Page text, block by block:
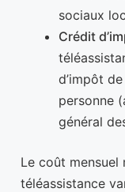
sociaux
Crédit
d’impôt
personne
général
Le coût mensuel
téléassistance